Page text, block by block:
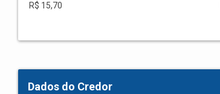
R$ 15,70
Dados do Credor